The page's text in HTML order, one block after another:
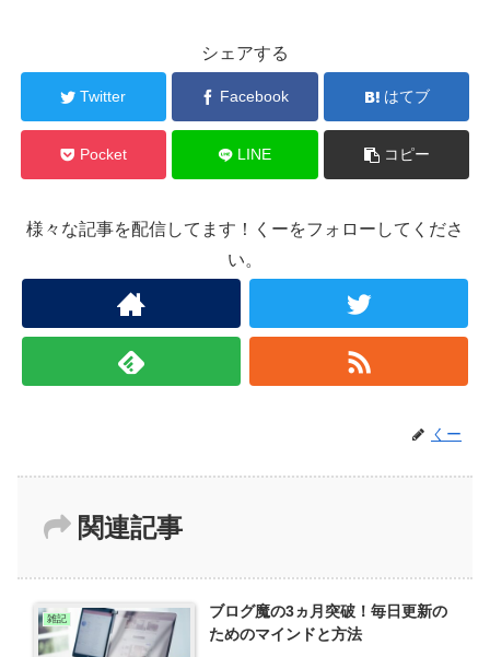
シェアする
Twitter Facebook はてブ
Pocket LINE コピー
様々な記事を配信してます！くーをフォローしてくださ
い。
くー
関連記事
雑記
ブログ魔の3ヵ月突破！毎日更新の
ためのマインドと方法